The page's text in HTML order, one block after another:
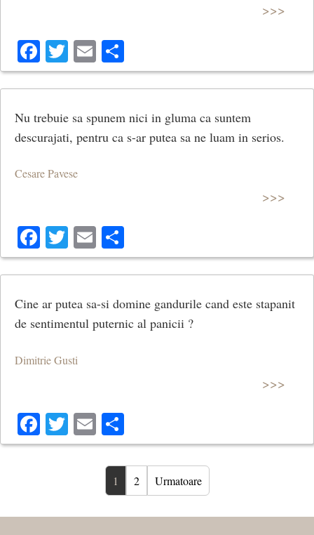
>>>
Facebook
Twitter
Email
Nu trebuie sa spunem nici in gluma ca suntem
descurajati, pentru ca s-ar putea sa ne luam in serios.
Cesare Pavese
>>>
Facebook
Twitter
Email
Cine ar putea sa-si domine gandurile cand este stapanit
de sentimentul puternic al panicii ?
Dimitrie Gusti
>>>
Facebook
Twitter
Email
1 2 Urmatoare